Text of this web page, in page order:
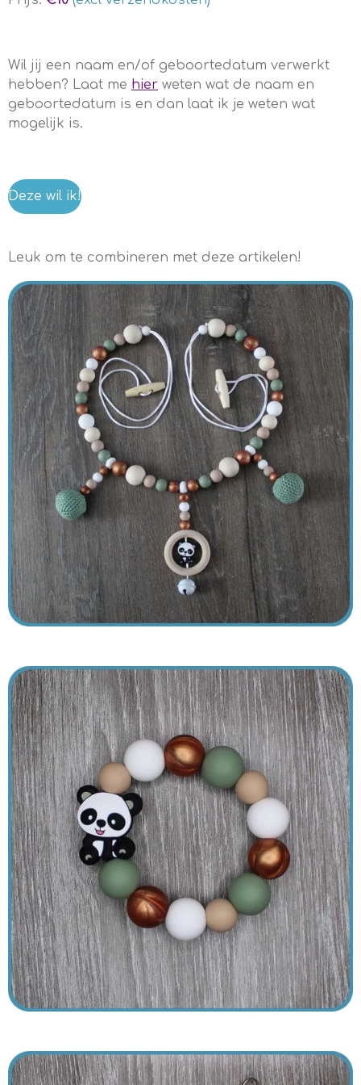
Wil jij een naam en/of geboortedatum verwerkt
hebben? Laat me hier weten wat de naam en
geboortedatum is en dan laat ik je weten wat
mogelijk is.
Deze wil ik!
Leuk om te combineren met deze artikelen!